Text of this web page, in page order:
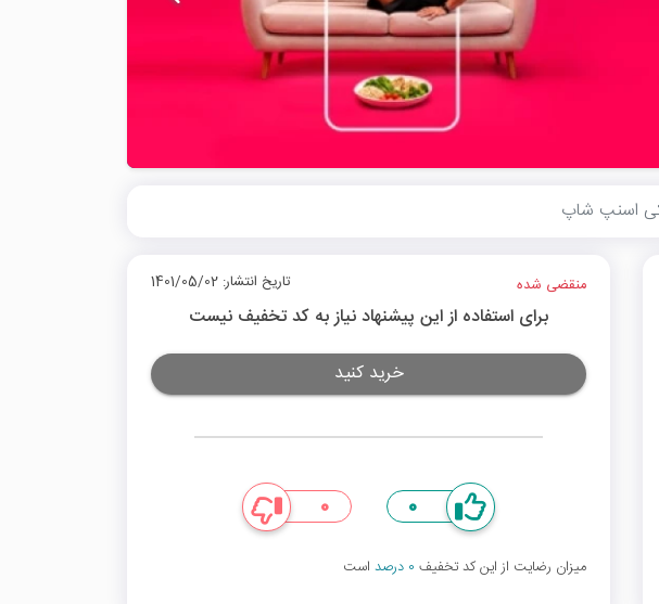
منقضی شده تاریخ انتشار: 1401/05/02
برای استفاده از این پیشنهاد نیاز به کد تخفیف نیست
خرید کنید
0
0
میزان رضایت از این کد تخفیف 0 درصد است